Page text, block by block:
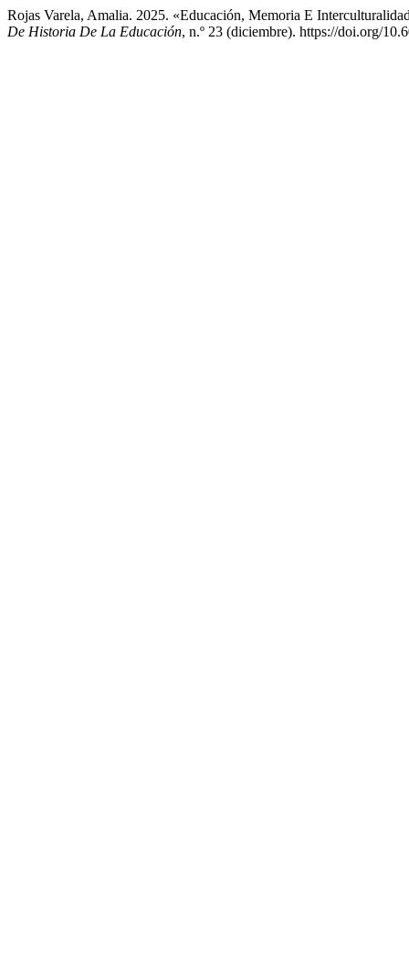
Rojas Varela, Amalia. 2025. «Educación, Memoria E
De Historia De La Educación, n.º 23 (diciembre). https://doi.org/